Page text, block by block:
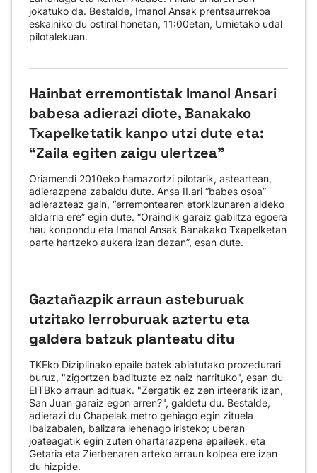
jokatuko da. Bestalde, Imanol Ansak prentsaurrekoa
eskainiko du ostiral honetan, 11:00etan, Urnietako udal
pilotalekuan.
Hainbat erremontistak Imanol Ansari
babesa adierazi diote, Banakako
Txapelketatik kanpo utzi dute eta:
“Zaila egiten zaigu ulertzea”
Oriamendi 2010eko hamazortzi pilotarik, asteartean,
adierazpena zabaldu dute. Ansa II.ari “babes osoa”
adierazteaz gain, “erremontearen etorkizunaren aldeko
aldarria ere” egin dute. “Oraindik garaiz gabiltza egoera
hau konpondu eta Imanol Ansak Banakako Txapelketan
parte hartzeko aukera izan dezan”, esan dute.
Gaztañazpik arraun asteburuak
utzitako lerroburuak aztertu eta
galdera batzuk planteatu ditu
TKEko Diziplinako epaile batek abiatutako prozedurari
buruz, "zigortzen badituzte ez naiz harrituko", esan du
EITBko arraun adituak. "Zergatik ez zen irteerarik izan,
San Juan garaiz egon arren?", galdetu du. Bestalde,
adierazi du Chapelak metro gehiago egin zituela
Ibaizabalen, balizara lehenago iristeko; uberan
joateagatik egin zuten ohartarazpena epaileek, eta
Getaria eta Zierbenaren arteko arraun kolpea ere izan
du hizpide.